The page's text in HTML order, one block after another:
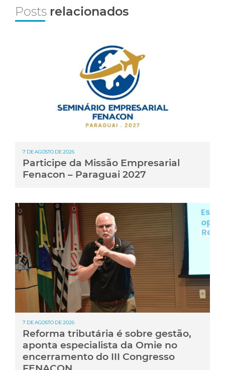
Posts relacionados
7 DE AGOSTO DE 2026
Participe da Missão Empresarial
Fenacon – Paraguai 2027
7 DE AGOSTO DE 2026
Reforma tributária é sobre gestão,
aponta especialista da Omie no
encerramento do III Congresso